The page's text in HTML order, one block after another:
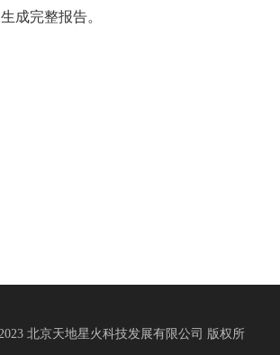
成完整报告。
北京天地星火科技发展有限公司 版权所